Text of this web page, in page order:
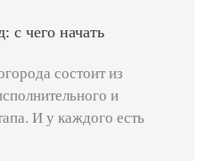
с чего начать
состоит из
и
И у каждого есть